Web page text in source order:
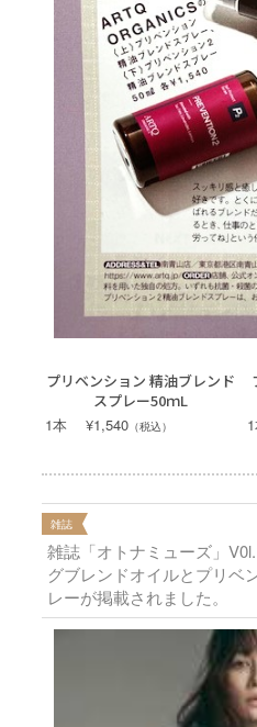
プリベンション 精油ブレンド
スプレー50ｍL
1本 ¥1,540（税込）
雑誌
雑誌「オトナミューズ」
グブレンドオイルとプリベ
レーが掲載されました。